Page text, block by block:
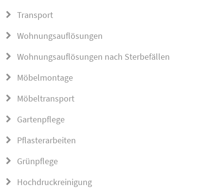
Transport
Wohnungsauflösungen
Wohnungsauflösungen nach Sterbefällen
Möbelmontage
Möbeltransport
Gartenpflege
Pflasterarbeiten
Grünpflege
Hochdruckreinigung